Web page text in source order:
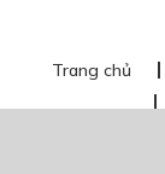
Trang chủ